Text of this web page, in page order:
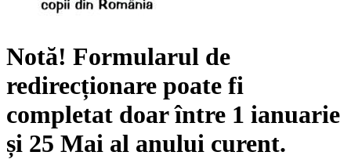
Notă! Formularul de
redirecționare poate fi
completat doar între 1 ianuarie
și 25 Mai al anului curent.